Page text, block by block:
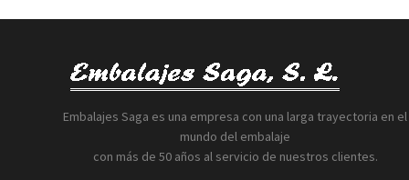
Embalajes Saga es una empresa con una larga trayectoria en el
mundo del embalaje
con más de 50 años al servicio de nuestros clientes.